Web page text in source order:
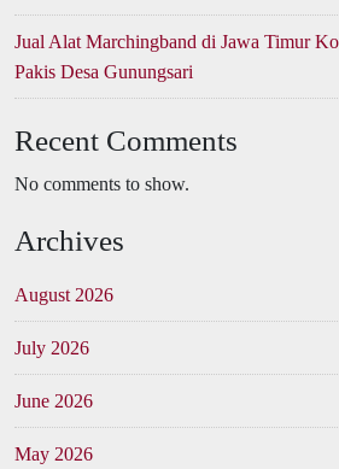
Jual Alat Marchingband di Jawa Timur
Pakis Desa Gunungsari
Recent Comments
No comments to show.
Archives
August 2026
July 2026
June 2026
May 2026